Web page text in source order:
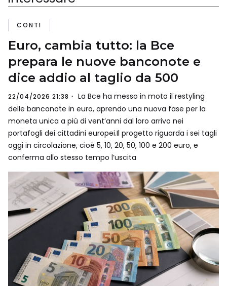
CONTI
Euro, cambia tutto: la Bce
prepara le nuove banconote e
dice addio al taglio da 500
22/04/2026 21:38
La Bce ha messo in moto il restyling
delle banconote in euro, aprendo una nuova fase per la
moneta unica a più di vent’anni dal loro arrivo nei
portafogli dei cittadini europei.Il progetto riguarda i sei tagli
oggi in circolazione, cioè 5, 10, 20, 50, 100 e 200 euro, e
conferma allo stesso tempo l’uscita